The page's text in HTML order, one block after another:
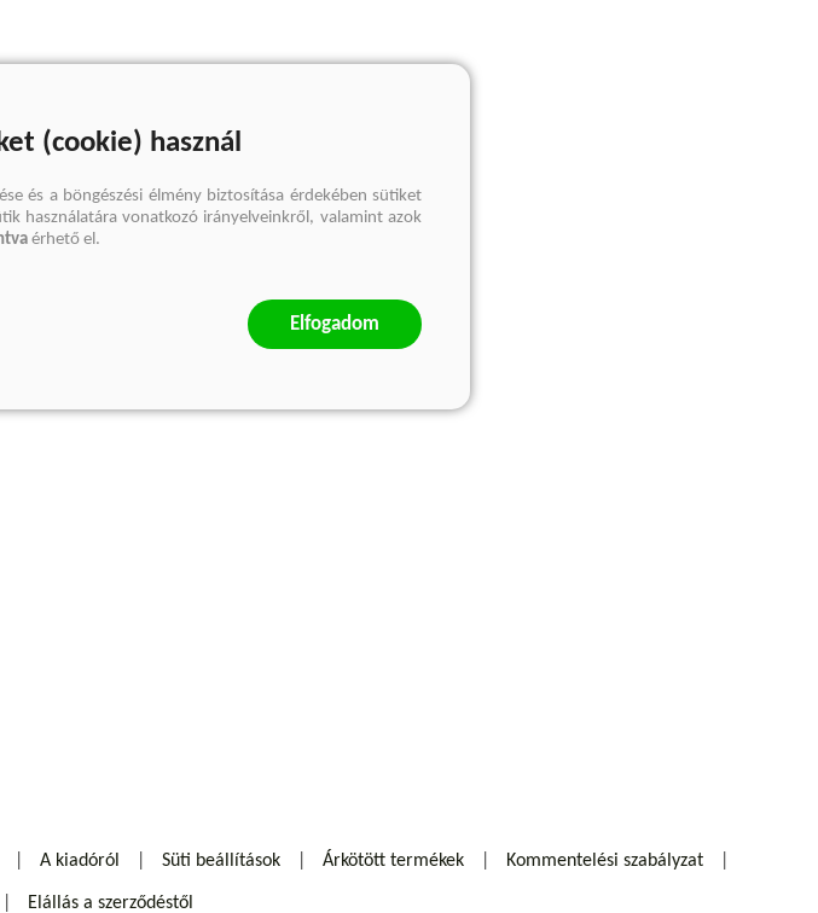
A kiadóról Süti beállítások Árkötött termékek Kommentelési szabályzat
Elállás a szerződéstől
(cookie) használ
és a böngészési élmény biztosítása érdekében sütiket
használatára vonatkozó irányelveinkről, valamint azok
érhető el.
Elfogadom